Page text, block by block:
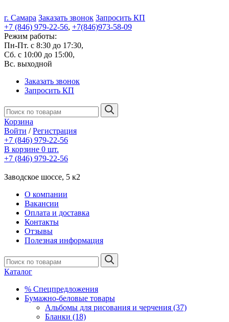
г. Самара Заказать звонок Запросить КП
+7 (846) 979-22-56, +7(846)973-58-09
Режим работы:
Пн-Пт. с 8:30 до 17:30,
Сб. с 10:00 до 15:00,
Вс. выходной
Заказать звонок
Запросить КП
Корзина
Войти /Регистрация
+7 (846) 979-22-56
В корзине 0 шт.
+7 (846) 979-22-56
Заводское шоссе, 5 к2
О компании
Вакансии
Оплата и доставка
Контакты
Отзывы
Полезная информация
Каталог
% Спецпредложения
Бумажно-беловые товары
Альбомы для рисования и черчения (37)
Бланки (18)